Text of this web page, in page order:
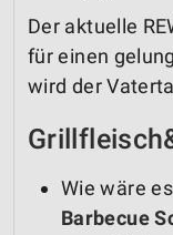
Der aktuelle
für einen
wird der
Wie wäre
Barbecue